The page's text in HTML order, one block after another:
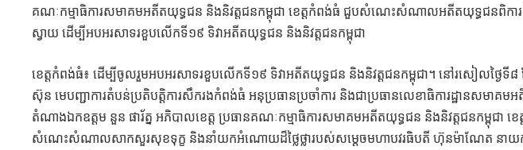
គណៈកម្មាធិការសមាគមអតីតយុទ្ធជន និងនិវត្ដជនកម្ពុជា ខេត្តកំពង់ធំ ជួបសំណេះសំណាលអតីតយុទ្ធជនពិក
ស្វាយ ដើម្បីអបអរសាទរខួបលើកទី១៩ ទិវាអតីតយុទ្ធជន និងនិវត្តជនកម្ពុជា
ខេត្តកំពង់ធំ៖ ដើម្បីចូលរួមអបអរសាទរខួបលើកទី១៩ ទិវាអតីតយុទ្ធជន និងនិវត្តជនកម្ពុជា។ នៅរសៀលថ្ងៃ
ស៊ុន មេបញ្ជាការតំបន់ប្រតិបត្តិការសឹករងកំពង់ធំ អនុប្រធានប្រចាំការ និងជាប្រធានលេខាធិការដ្ឋានសមាគមអ
តំណាងឯកឧត្តម នួន ផារ័ត្ន អភិបាលខេត្ត ប្រធានគណៈកម្មាធិការសមាគមអតីតយុទ្ធជន និងនិវត្តជនកម្ពុជា
សំណេះសំណាលសាកសួរសុខទុក្ខ និងនាំយកអំណោយដ៏ថ្លៃថ្លារបស់សម្ដេចមហាបវរធិបតី ហ៊ុនម៉ាណែត នាយករ